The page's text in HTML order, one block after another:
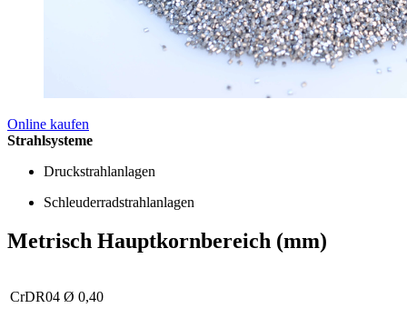
Online kaufen
Strahlsysteme
Druckstrahlanlagen
Schleuderradstrahlanlagen
Metrisch Hauptkornbereich (mm)
CrDR04 Ø 0,40